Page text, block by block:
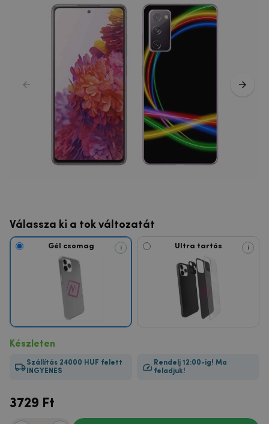
Válassza ki a tok változatát
Gél csomag i Ultra tartós i
Készleten
Szállítás 24000 HUF felett
INGYENES
Rendelj 12:00-ig! Ma
feladjuk!
3729 Ft